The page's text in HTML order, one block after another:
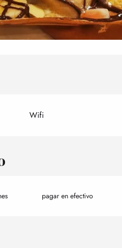
Wifi
pagar en efectivo